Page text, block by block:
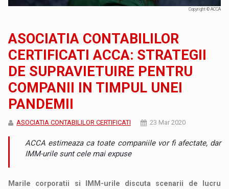
Copyright © ACCA
ASOCIATIA CONTABILILOR
CERTIFICATI ACCA: STRATEGII
DE SUPRAVIETUIRE PENTRU
COMPANII IN TIMPUL UNEI
PANDEMII
ASOCIATIA CONTABILILOR CERTIFICATI 23 Mar 2020
ACCA estimeaza ca toate companiile vor fi afectate, dar
IMM-urile sunt cele mai expuse
Marile corporatii si IMM-urile discuta scenarii de lucru